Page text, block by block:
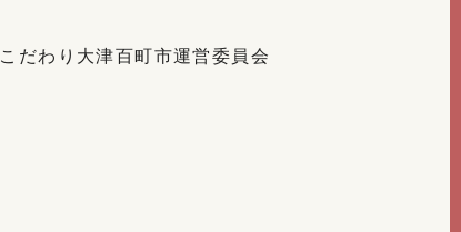
こだわり大津百町市運営委員会